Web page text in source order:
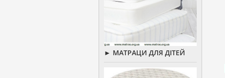
► МАТРАЦИ ДЛЯ ДІТЕЙ